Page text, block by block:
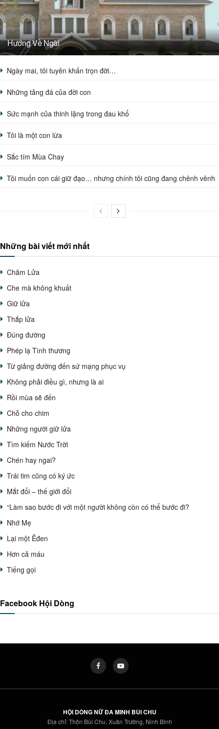
Hướng Về Ngài
Ngày mai, tôi tuyên khấn trọn đời…
Những tảng đá của đời con
Sức mạnh của thinh lặng trong đau khổ
Tôi là một con lừa
Sắc tím Mùa Chay
Tôi muốn con cái giữ đạo… nhưng chính tôi cũng đang chênh vênh
Những bài viết mới nhất
Chăm Lửa
Che mà không khuất
Giữ lửa
Thắp lửa
Đúng đường
Phép lạ Tình thương
Từ giảng đường đến sứ mạng phục vụ
Không phải điều gì, nhưng là ai
Rồi mùa sẽ đến
Chỗ cho chim
Những người giữ lửa
Tìm kiếm Nước Trời
Chén hay ngai?
Trái tim cũng có ký ức
Mắt đổi – thế giới đổi
“Làm sao bước đi với một người không còn có thể bước đi?
Nhớ Mẹ
Lại một Êđen
Hơn cả máu
Tiếng gọi
Facebook Hội Dòng
HỘI DÒNG NỮ ĐA MINH BÙI CHU
Địa chỉ: Thôn Bùi Chu, Xuân Trường, Ninh Bình